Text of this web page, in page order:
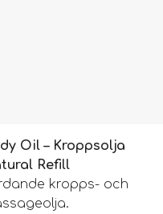
Oil – Kroppsolja
Refill
kropps- och